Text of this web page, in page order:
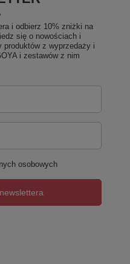
i odbierz 10% zniżki na
się o nowościach i
produktów z wyprzedaży i
i zestawów z nim
osobowych